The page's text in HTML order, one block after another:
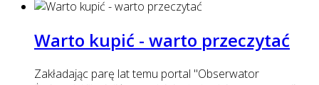
Warto kupić - warto przeczytać
Zakładając parę lat temu portal "Obserwator